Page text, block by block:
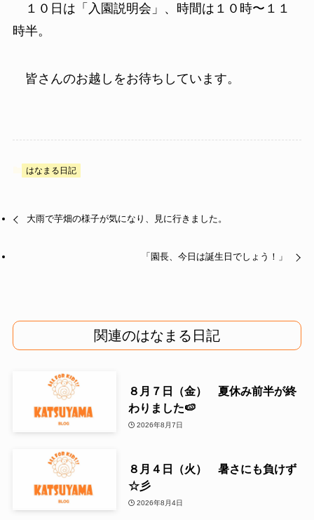
１０日は「入園説明会」、時間は１０時〜１１
時半。
皆さんのお越しをお待ちしています。
はなまる日記
大雨で芋畑の様子が気になり、見に行きました。
「園長、今日は誕生日でしょう！」
関連のはなまる日記
８月７日（金） 夏休み前半が終
わりました🍉
2026年8月7日
８月４日（火） 暑さにも負けず
☆彡
2026年8月4日